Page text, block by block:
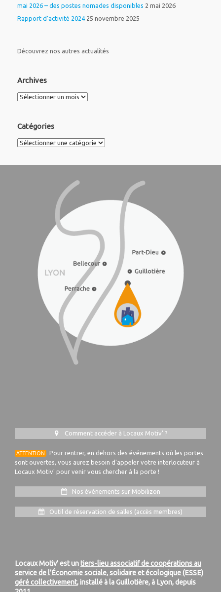
mai 2026 – des postes nomades disponibles 2 mai 2026
Rapport d’activité 2024 25 novembre 2025
Découvrez nos autres actualités
Archives
Archives
Catégories
Catégories
Comment accéder à Locaux Motiv' ?
ATTENTION
Pour rentrer, en dehors des événements où les portes
sont ouvertes, vous aurez besoin d'appeler votre interlocuteur à
Locaux Motiv' pour venir vous chercher à la porte !
Nos événements sur Mobilizon
Outil de réservation de salles (accès membres)
Locaux Motiv' est untiers-lieu associatif de coopérations au
service de l’Économie sociale, solidaire et écologique (ESSE)
géré collectivement, installé à la Guillotière, à Lyon, depuis